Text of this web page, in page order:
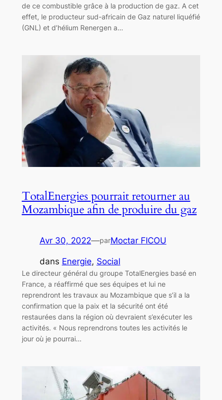
de ce combustible grâce à la production de gaz. A cet
effet, le producteur sud-africain de Gaz naturel liquéfié
(GNL) et d’hélium Renergen a…
TotalEnergies pourrait retourner au
Mozambique afin de produire du gaz
Avr 30, 2022—parMoctar FICOU
dans Energie, Social
Le directeur général du groupe TotalEnergies basé en
France, a réaffirmé que ses équipes et lui ne
reprendront les travaux au Mozambique que s’il a la
confirmation que la paix et la sécurité ont été
restaurées dans la région où devraient s’exécuter les
activités. « Nous reprendrons toutes les activités le
jour où je pourrai…